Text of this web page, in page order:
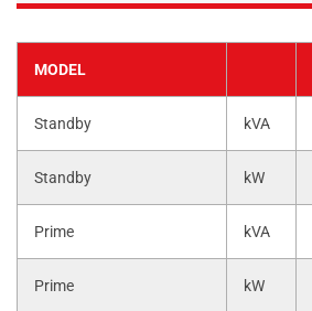
MODEL
Standby kVA
Standby kW
Prime kVA
Prime kW